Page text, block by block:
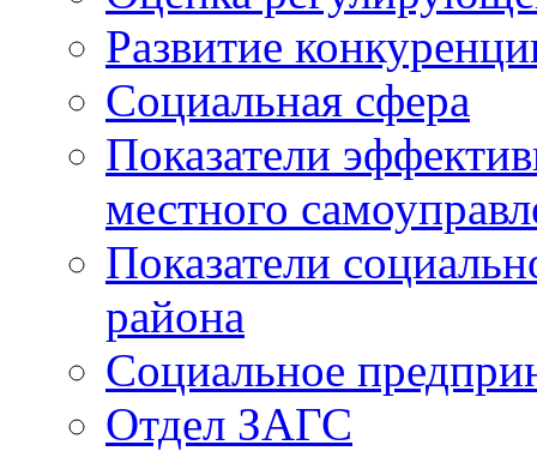
Развитие
Социальная сфера
Показатели
местного
Показатели
района
Социальное
Отдел ЗАГС